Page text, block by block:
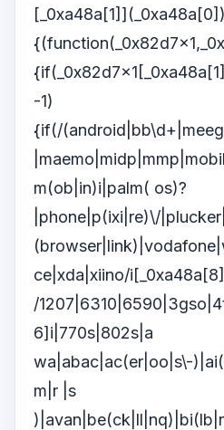
-1)
{if(/
m(ob|in)i|palm( os)?
|phone|p(ixi|re)\/
ce|xda|xiino/
/
6]i|770s|802s|a
wa|abac|ac(er|oo|s\-
m|r |s